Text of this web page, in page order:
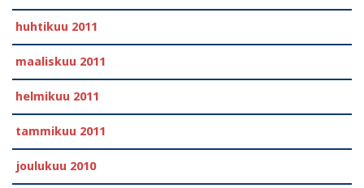
huhtikuu 2011
maaliskuu 2011
helmikuu 2011
tammikuu 2011
joulukuu 2010